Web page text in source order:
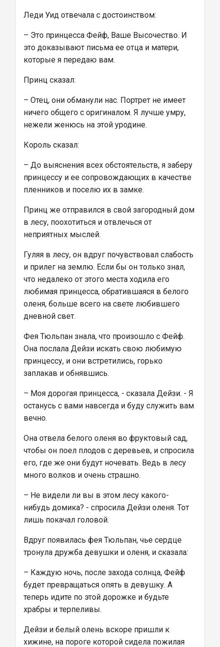
Леди Уид отвечала с достоинством:
– Это принцесса Фейф, Ваше Высочество. И
это доказывают письма ее отца и матери,
которые я передаю вам.
Принц сказал:
– Отец, они обманули нас. Портрет не имеет
ничего общего с оригиналом. Я лучше умру,
нежели женюсь на этой уродине.
Король сказал:
– До выяснения всех обстоятельств, я заберу
принцессу и ее сопровождающих в качестве
пленников и поселю их в замке.
Принц же отправился в свой загородный дом
в лесу, поохотиться и отвлечься от
неприятных мыслей.
Гуляя в лесу, он вдруг почувствовал слабость
и прилег на землю. Если бы он только знал,
что недалеко от этого места ходила его
любимая принцесса, обратившаяся в белого
оленя, больше всего на свете любившего
дневной свет.
Фея Тюльпан знала, что произошло с Фейф.
Она послала Дейзи искать свою любимую
принцессу, и они встретились, горько
заплакав и обнявшись.
– Моя дорогая принцесса, - сказала Дейзи. - Я
останусь с вами навсегда и буду служить вам
вечно.
Она отвела белого оленя во фруктовый сад,
чтобы он поел плодов с деревьев, и спросила
его, где же они будут ночевать. Ведь в лесу
много волков и очень страшно.
– Не видели ли вы в этом лесу какого-
нибудь домика? - спросила Дейзи оленя. Тот
лишь покачал головой.
Вдруг появилась фея Тюльпан, чье сердце
тронула дружба девушки и оленя, и сказала:
– Каждую ночь, после захода солнца, Фейф
будет превращаться опять в девушку. А
теперь идите по этой дорожке и будьте
храбры и терпеливы.
Дейзи и белый олень вскоре пришли к
хижине, на пороге которой сидела пожилая